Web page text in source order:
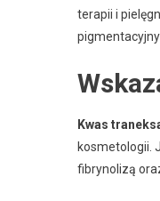
terapii i
Kwas
kosmetologii.
fibrynolizą